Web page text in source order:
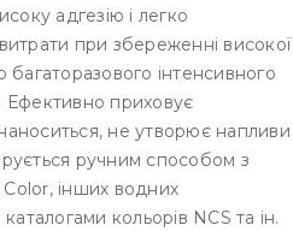
адгезію і легко
при збереженні високої
інтенсивного
Ефективно приховує
не утворює напливи
ручним способом з
інших водних
кольорів NCS та ін.